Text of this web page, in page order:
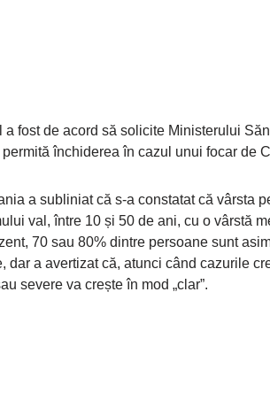
a fost de acord să solicite Ministerului
permită închiderea în cazul unui focar de
a subliniat că s-a constatat că vârsta
val, între 10 și 50 de ani, cu o vârstă
70 sau 80% dintre persoane sunt
dar a avertizat că, atunci când cazurile
severe va crește în mod „clar”.